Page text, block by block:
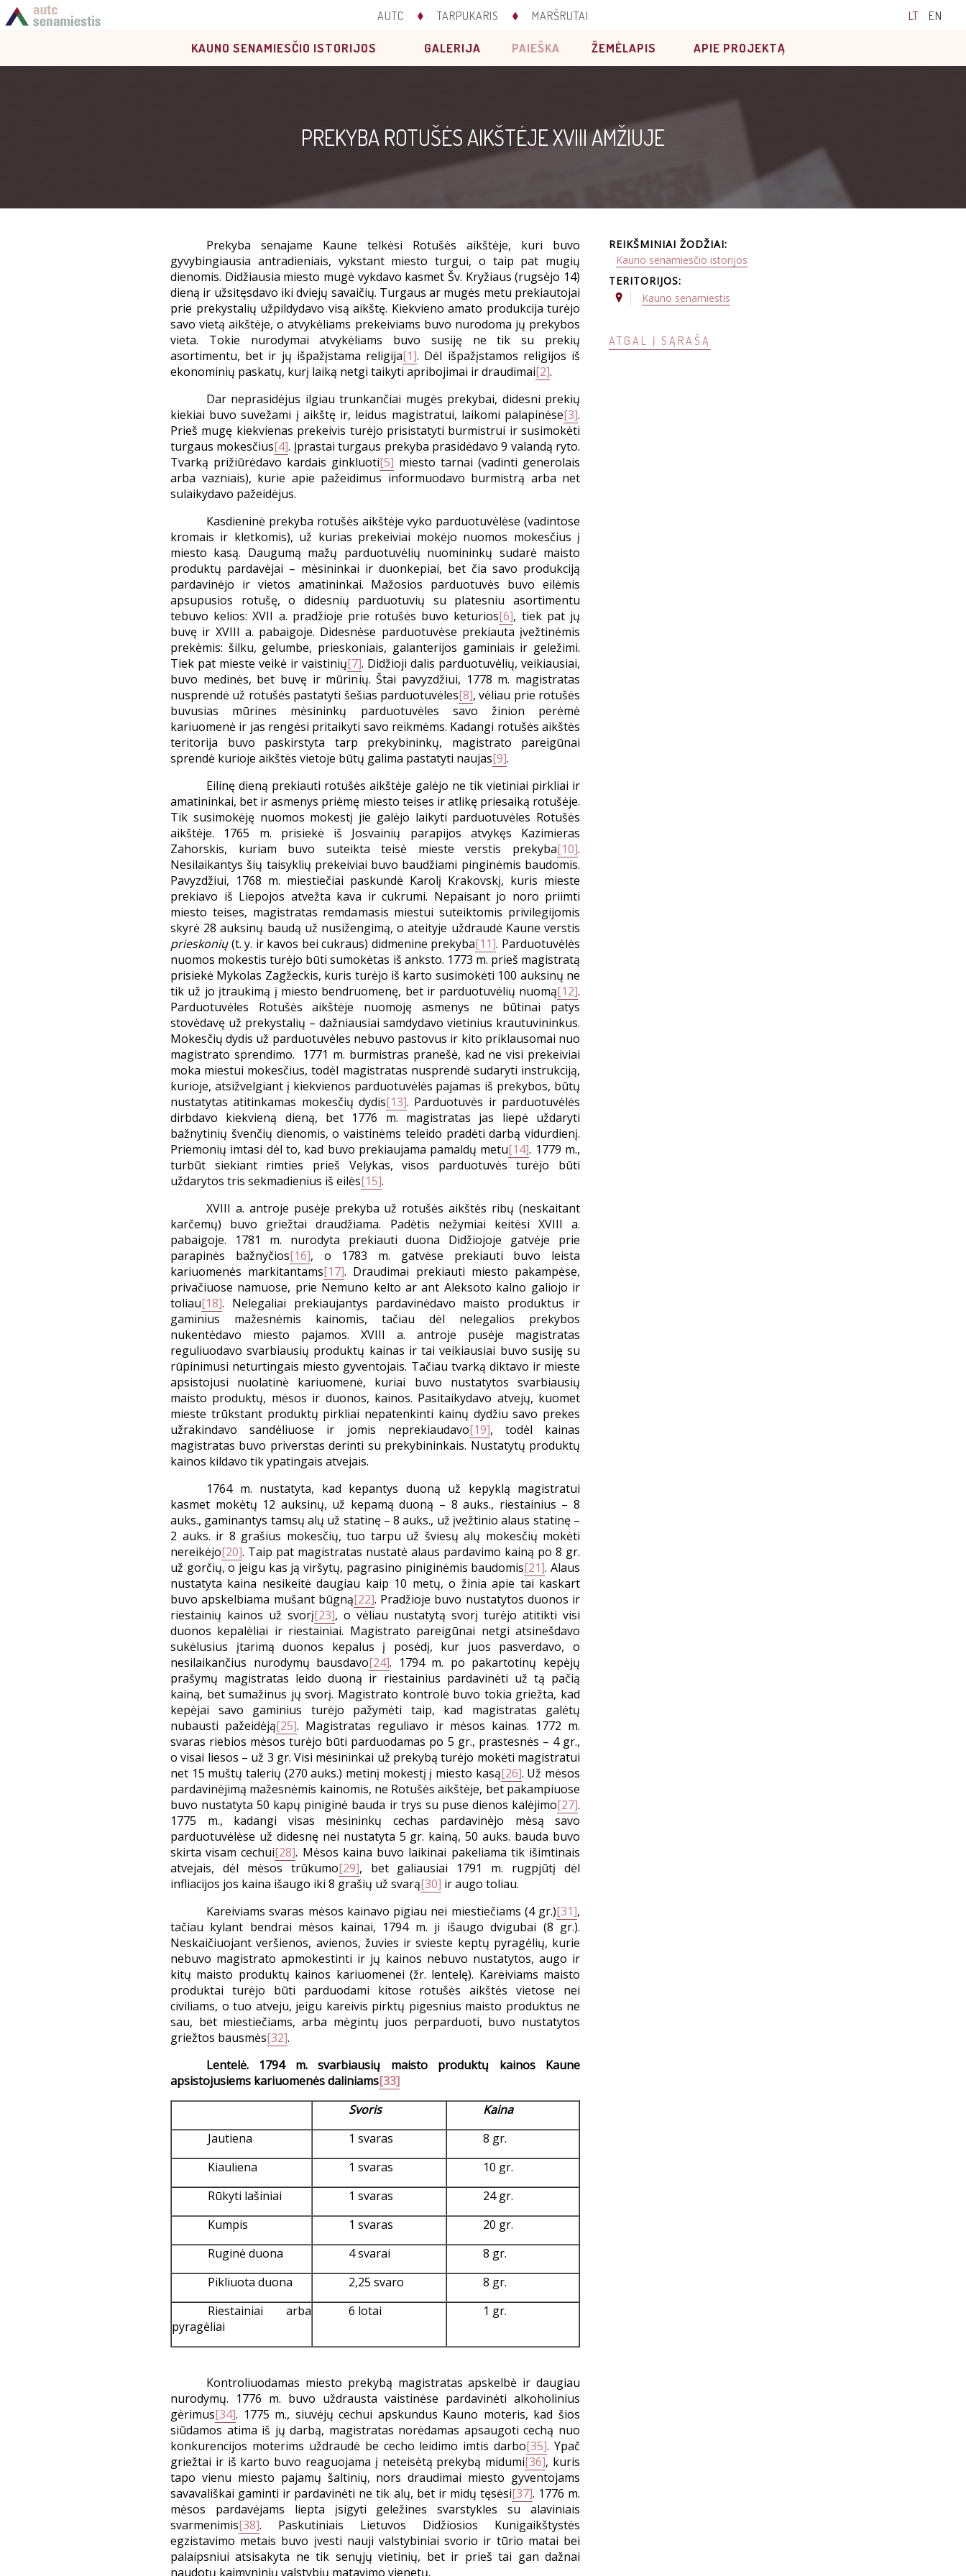
LT EN
AUTC TARPUKARIS MARŠRUTAI
KAUNO SENAMIESČIO ISTORIJOS GALERIJA PAIEŠKA ŽEMĖLAPIS APIE PROJEKTĄ
PREKYBA ROTUŠĖS AIKŠTĖJE XVIII AMŽIUJE
Prekyba senajame Kaune telkėsi Rotušės aikštėje, kuri buvo
gyvybingiausia antradieniais, vykstant miesto turgui, o taip pat mugių
dienomis. Didžiausia miesto mugė vykdavo kasmet Šv. Kryžiaus (rugsėjo 14)
dieną ir užsitęsdavo iki dviejų savaičių. Turgaus ar mugės metu prekiautojai
prie prekystalių užpildydavo visą aikštę. Kiekvieno amato produkcija turėjo
savo vietą aikštėje, o atvykėliams prekeiviams buvo nurodoma jų prekybos
vieta. Tokie nurodymai atvykėliams buvo susiję ne tik su prekių
asortimentu, bet ir jų išpažįstama religija[1]. Dėl išpažįstamos religijos iš
ekonominių paskatų, kurį laiką netgi taikyti apribojimai ir draudimai[2].
Dar neprasidėjus ilgiau trunkančiai mugės prekybai, didesni prekių
kiekiai buvo suvežami į aikštę ir, leidus magistratui, laikomi palapinėse[3].
Prieš mugę kiekvienas prekeivis turėjo prisistatyti burmistrui ir susimokėti
turgaus mokesčius[4]. Įprastai turgaus prekyba prasidėdavo 9 valandą ryto.
Tvarką prižiūrėdavo kardais ginkluoti[5] miesto tarnai (vadinti generolais
arba vazniais), kurie apie pažeidimus informuodavo burmistrą arba net
sulaikydavo pažeidėjus.
Kasdieninė prekyba rotušės aikštėje vyko parduotuvėlėse (vadintose
kromais ir kletkomis), už kurias prekeiviai mokėjo nuomos mokesčius į
miesto kasą. Daugumą mažų parduotuvėlių nuomininkų sudarė maisto
produktų pardavėjai – mėsininkai ir duonkepiai, bet čia savo produkciją
pardavinėjo ir vietos amatininkai. Mažosios parduotuvės buvo eilėmis
apsupusios rotušę, o didesnių parduotuvių su platesniu asortimentu
tebuvo kelios: XVII a. pradžioje prie rotušės buvo keturios[6], tiek pat jų
buvę ir XVIII a. pabaigoje. Didesnėse parduotuvėse prekiauta įvežtinėmis
prekėmis: šilku, gelumbe, prieskoniais, galanterijos gaminiais ir geležimi.
Tiek pat mieste veikė ir vaistinių[7]. Didžioji dalis parduotuvėlių, veikiausiai,
buvo medinės, bet buvę ir mūrinių. Štai pavyzdžiui, 1778 m. magistratas
nusprendė už rotušės pastatyti šešias parduotuvėles[8], vėliau prie rotušės
buvusias mūrines mėsininkų parduotuvėles savo žinion perėmė
kariuomenė ir jas rengėsi pritaikyti savo reikmėms. Kadangi rotušės aikštės
teritorija buvo paskirstyta tarp prekybininkų, magistrato pareigūnai
sprendė kurioje aikštės vietoje būtų galima pastatyti naujas[9].
Eilinę dieną prekiauti rotušės aikštėje galėjo ne tik vietiniai pirkliai ir
amatininkai, bet ir asmenys priėmę miesto teises ir atlikę priesaiką rotušėje.
Tik susimokėję nuomos mokestį jie galėjo laikyti parduotuvėles Rotušės
aikštėje. 1765 m. prisiekė iš Josvainių parapijos atvykęs Kazimieras
Zahorskis, kuriam buvo suteikta teisė mieste verstis prekyba[10].
Nesilaikantys šių taisyklių prekeiviai buvo baudžiami pinginėmis baudomis.
Pavyzdžiui, 1768 m. miestiečiai paskundė Karolį Krakovskį, kuris mieste
prekiavo iš Liepojos atvežta kava ir cukrumi. Nepaisant jo noro priimti
miesto teises, magistratas remdamasis miestui suteiktomis privilegijomis
skyrė 28 auksinų baudą už nusižengimą, o ateityje uždraudė Kaune verstis
prieskonių(t. y. ir kavos bei cukraus) didmenine prekyba[11]. Parduotuvėlės
nuomos mokestis turėjo būti sumokėtas iš anksto. 1773 m. prieš magistratą
prisiekė Mykolas Zagžeckis, kuris turėjo iš karto susimokėti 100 auksinų ne
tik už jo įtraukimą į miesto bendruomenę, bet ir parduotuvėlių nuomą[12].
Parduotuvėles Rotušės aikštėje nuomoję asmenys ne būtinai patys
stovėdavę už prekystalių – dažniausiai samdydavo vietinius krautuvininkus.
Mokesčių dydis už parduotuvėles nebuvo pastovus ir kito priklausomai nuo
magistrato sprendimo. 1771 m. burmistras pranešė, kad ne visi prekeiviai
moka miestui mokesčius, todėl magistratas nusprendė sudaryti instrukciją,
kurioje, atsižvelgiant į kiekvienos parduotuvėlės pajamas iš prekybos, būtų
nustatytas atitinkamas mokesčių dydis[13]. Parduotuvės ir parduotuvėlės
dirbdavo kiekvieną dieną, bet 1776 m. magistratas jas liepė uždaryti
bažnytinių švenčių dienomis, o vaistinėms teleido pradėti darbą vidurdienį.
Priemonių imtasi dėl to, kad buvo prekiaujama pamaldų metu[14]. 1779 m.,
turbūt siekiant rimties prieš Velykas, visos parduotuvės turėjo būti
uždarytos tris sekmadienius iš eilės[15].
XVIII a. antroje pusėje prekyba už rotušės aikštės ribų (neskaitant
karčemų) buvo griežtai draudžiama. Padėtis nežymiai keitėsi XVIII a.
pabaigoje. 1781 m. nurodyta prekiauti duona Didžiojoje gatvėje prie
parapinės bažnyčios[16], o 1783 m. gatvėse prekiauti buvo leista
kariuomenės markitantams[17]. Draudimai prekiauti miesto pakampėse,
privačiuose namuose, prie Nemuno kelto ar ant Aleksoto kalno galiojo ir
toliau[18]. Nelegaliai prekiaujantys pardavinėdavo maisto produktus ir
gaminius mažesnėmis kainomis, tačiau dėl nelegalios prekybos
nukentėdavo miesto pajamos. XVIII a. antroje pusėje magistratas
reguliuodavo svarbiausių produktų kainas ir tai veikiausiai buvo susiję su
rūpinimusi neturtingais miesto gyventojais. Tačiau tvarką diktavo ir mieste
apsistojusi nuolatinė kariuomenė, kuriai buvo nustatytos svarbiausių
maisto produktų, mėsos ir duonos, kainos. Pasitaikydavo atvejų, kuomet
mieste trūkstant produktų pirkliai nepatenkinti kainų dydžiu savo prekes
užrakindavo sandėliuose ir jomis neprekiaudavo[19], todėl kainas
magistratas buvo priverstas derinti su prekybininkais. Nustatytų produktų
kainos kildavo tik ypatingais atvejais.
1764 m. nustatyta, kad kepantys duoną už kepyklą magistratui
kasmet mokėtų 12 auksinų, už kepamą duoną – 8 auks., riestainius – 8
auks., gaminantys tamsų alų už statinę – 8 auks., už įvežtinio alaus statinę –
2 auks. ir 8 grašius mokesčių, tuo tarpu už šviesų alų mokesčių mokėti
nereikėjo[20]. Taip pat magistratas nustatė alaus pardavimo kainą po 8 gr.
už gorčių, o jeigu kas ją viršytų, pagrasino piniginėmis baudomis[21]. Alaus
nustatyta kaina nesikeitė daugiau kaip 10 metų, o žinia apie tai kaskart
buvo apskelbiama mušant būgną[22]. Pradžioje buvo nustatytos duonos ir
riestainių kainos už svorį[23], o vėliau nustatytą svorį turėjo atitikti visi
duonos kepalėliai ir riestainiai. Magistrato pareigūnai netgi atsinešdavo
sukėlusius įtarimą duonos kepalus į posėdį, kur juos pasverdavo, o
nesilaikančius nurodymų bausdavo[24]. 1794 m. po pakartotinų kepėjų
prašymų magistratas leido duoną ir riestainius pardavinėti už tą pačią
kainą, bet sumažinus jų svorį. Magistrato kontrolė buvo tokia griežta, kad
kepėjai savo gaminius turėjo pažymėti taip, kad magistratas galėtų
nubausti pažeidėją[25]. Magistratas reguliavo ir mėsos kainas. 1772 m.
svaras riebios mėsos turėjo būti parduodamas po 5 gr., prastesnės – 4 gr.,
o visai liesos – už 3 gr. Visi mėsininkai už prekybą turėjo mokėti magistratui
net 15 muštų talerių (270 auks.) metinį mokestį į miesto kasą[26]. Už mėsos
pardavinėjimą mažesnėmis kainomis, ne Rotušės aikštėje, bet pakampiuose
buvo nustatyta 50 kapų piniginė bauda ir trys su puse dienos kalėjimo[27].
1775 m., kadangi visas mėsininkų cechas pardavinėjo mėsą savo
parduotuvėlėse už didesnę nei nustatyta 5 gr. kainą, 50 auks. bauda buvo
skirta visam cechui[28]. Mėsos kaina buvo laikinai pakeliama tik išimtinais
atvejais, dėl mėsos trūkumo[29], bet galiausiai 1791 m. rugpjūtį dėl
infliacijos jos kaina išaugo iki 8 grašių už svarą[30] ir augo toliau.
Kareiviams svaras mėsos kainavo pigiau nei miestiečiams (4 gr.)[31],
tačiau kylant bendrai mėsos kainai, 1794 m. ji išaugo dvigubai (8 gr.).
Neskaičiuojant veršienos, avienos, žuvies ir svieste keptų pyragėlių, kurie
nebuvo magistrato apmokestinti ir jų kainos nebuvo nustatytos, augo ir
kitų maisto produktų kainos kariuomenei (žr. lentelę). Kareiviams maisto
produktai turėjo būti parduodami kitose rotušės aikštės vietose nei
civiliams, o tuo atveju, jeigu kareivis pirktų pigesnius maisto produktus ne
sau, bet miestiečiams, arba mėgintų juos perparduoti, buvo nustatytos
griežtos bausmės[32].
Lentelė. 1794 m. svarbiausių maisto produktų kainos Kaune
apsistojusiems kariuomenės daliniams[33]
Svoris
Kaina
Jautiena
1 svaras
8 gr.
Kiauliena
1 svaras
10 gr.
Rūkyti lašiniai
1 svaras
24 gr.
Kumpis
1 svaras
20 gr.
Ruginė duona
4 svarai
8 gr.
Pikliuota duona
2,25 svaro
8 gr.
Riestainiai arba
pyragėliai
6 lotai 1 gr.
Kontroliuodamas miesto prekybą magistratas apskelbė ir daugiau
nurodymų. 1776 m. buvo uždrausta vaistinėse pardavinėti alkoholinius
gėrimus[34]. 1775 m., siuvėjų cechui apskundus Kauno moteris, kad šios
siūdamos atima iš jų darbą, magistratas norėdamas apsaugoti cechą nuo
konkurencijos moterims uždraudė be cecho leidimo imtis darbo[35]. Ypač
griežtai ir iš karto buvo reaguojama į neteisėtą prekybą midumi[36], kuris
tapo vienu miesto pajamų šaltinių, nors draudimai miesto gyventojams
savavališkai gaminti ir pardavinėti ne tik alų, bet ir midų tęsėsi[37]. 1776 m.
mėsos pardavėjams liepta įsigyti geležines svarstykles su alaviniais
svarmenimis[38]. Paskutiniais Lietuvos Didžiosios Kunigaikštystės
egzistavimo metais buvo įvesti nauji valstybiniai svorio ir tūrio matai bei
palaipsniui atsisakyta ne tik senųjų vietinių, bet ir prieš tai gan dažnai
naudotų kaimyninių valstybių matavimo vienetų.
REIKŠMINIAI ŽODŽIAI:
Kauno senamiesčio istorijos
TERITORIJOS:
Kauno senamiestis
ATGAL Į SĄRAŠĄ